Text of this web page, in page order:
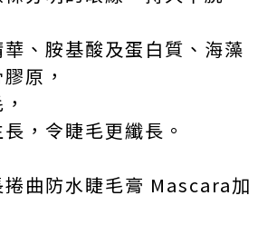
、胺基酸及蛋白質、海藻
原，
，令睫毛更纖長。
曲防水睫毛膏 Mascara加